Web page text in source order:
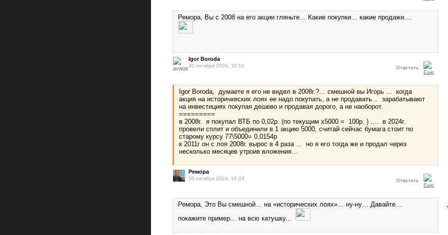
Ремора, Вы с 2008 на его акции гляньте… Какие покупки… какие продажи....
Igor Boroda
30 октября 2024, 16:10 Ответить
Igor Boroda, думаете я его не видел в 2008г.?… смешной вы Игорь ... когда
акция на историчкеских лоях ее надо покупать, а не продавать... зарабатывают
на инвестициях покупая дешево и продавая дорого, а не наоборот.
=========
в 2008г. я покупал ВТБ по 0,02р. (по текущим х5000 = 100р. ) .... в 2024г.
провели сплит и объединили в 1 акцию 5000, считай сейчас бумага стоит по
старому курсу 77\5000= 0,0154р
к 2011г он с лоя 2008г. вырос в 4 раза ... но я его тогда же и продал через
несколько месяцев утроив вложения…
Ремора
30 октября 2024, 16:24 Ответить
Ремора, Это Вы смешной… на «исторических лоях»… ну-ну… Давайте…
покажите пример… на всю катушку...